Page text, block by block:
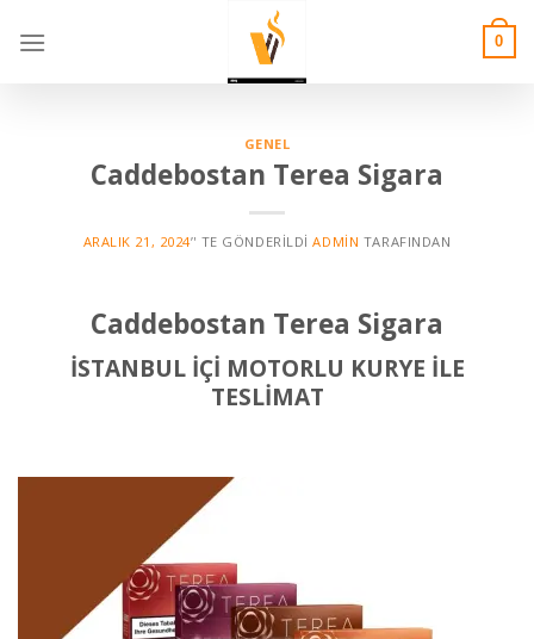
0
GENEL
Caddebostan Terea Sigara
ARALIK 21, 2024’' TE GÖNDERILDI ADMIN TARAFINDAN
Caddebostan Terea Sigara
İSTANBUL İÇİ MOTORLU KURYE İLE
TESLİMAT